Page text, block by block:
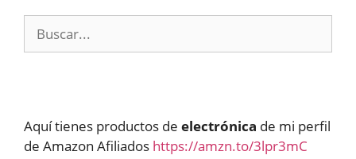
Aquí tienes productos de electrónica de mi perfil
de Amazon Afiliados https://amzn.to/3lpr3mC